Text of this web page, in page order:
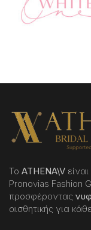
Το ATHENA\V
Pronovias Fashion
προσφέροντας
αισθητικής για